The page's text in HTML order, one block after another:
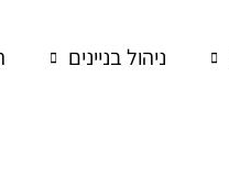
ניהול בניינים